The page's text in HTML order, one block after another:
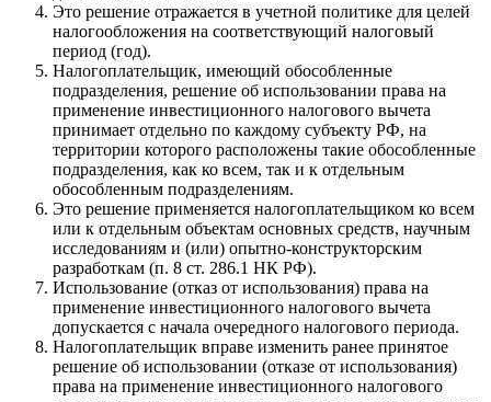
Это решение отражается в учетной политике для целей
налогообложения на соответствующий налоговый
период (год).
Налогоплательщик, имеющий обособленные
подразделения, решение об использовании права на
применение инвестиционного налогового вычета
принимает отдельно по каждому субъекту РФ, на
территории которого расположены такие обособленные
подразделения, как ко всем, так и к отдельным
обособленным подразделениям.
Это решение применяется налогоплательщиком ко всем
или к отдельным объектам основных средств, научным
исследованиям и (или) опытно-конструкторским
разработкам (п. 8 ст. 286.1 НК РФ).
Использование (отказ от использования) права на
применение инвестиционного налогового вычета
допускается с начала очередного налогового периода.
Налогоплательщик вправе изменить ранее принятое
решение об использовании (отказе от использования)
права на применение инвестиционного налогового